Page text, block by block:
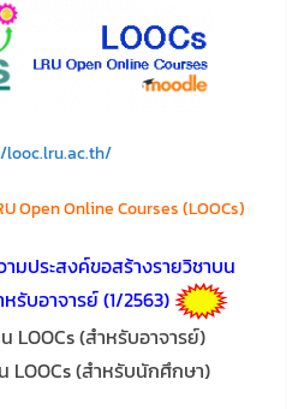
Open Online Courses (LOOCs)
มประสงค์ขอสร้างรายวิชาบน
หรับอาจารย์ (1/2563)
LOOCs (สำหรับอาจารย์)
LOOCs (สำหรับนักศึกษา)